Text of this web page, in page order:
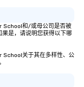
School和/或母公司是否被
果是，请说明您获得以下哪
关于其在多样性、公